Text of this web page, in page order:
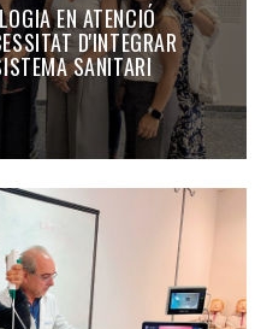
EN ATENCIÓ
D'INTEGRAR
SANITARI